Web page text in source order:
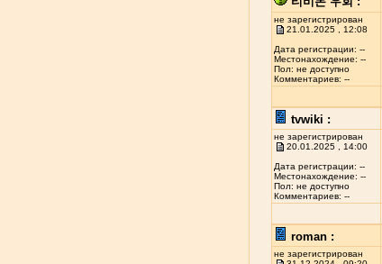
не зарегистрирован
21.01.2025 , 12:08
Дата регистрации: --
Местонахождение: --
Пол: не доступно
Комментариев: --
tvwiki :
не зарегистрирован
20.01.2025 , 14:00
Дата регистрации: --
Местонахождение: --
Пол: не доступно
Комментариев: --
roman :
не зарегистрирован